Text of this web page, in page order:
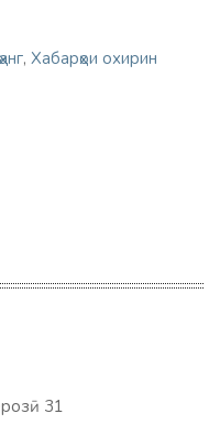
, Хабарҳои охирин
31